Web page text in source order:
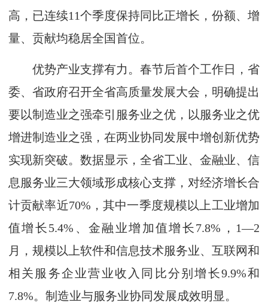
高，已连续11个季度保持同比正增长，份额、增
量、贡献均稳居全国首位。
优势产业支撑有力。春节后首个工作日，省
委、省政府召开全省高质量发展大会，明确提出
要以制造业之强牵引服务业之优，以服务业之优
增进制造业之强，在两业协同发展中增创新优势
实现新突破。数据显示，全省工业、金融业、信
息服务业三大领域形成核心支撑，对经济增长合
计贡献率近70%，其中一季度规模以上工业增加
值增长5.4%、金融业增加值增长7.8%，1—2
月，规模以上软件和信息技术服务业、互联网和
相关服务企业营业收入同比分别增长9.9%和
7.8%。制造业与服务业协同发展成效明显。